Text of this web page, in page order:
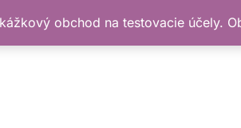
obchod na testovacie účely.